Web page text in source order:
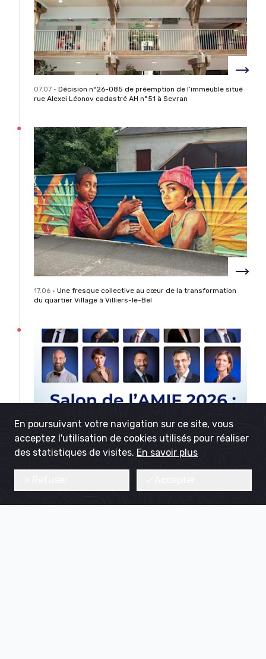
07.07 • Décision n°26-085 de préemption de l’immeuble situé
rue Alexei Léonov cadastré AH n°51 à Sevran
17.06 • Une fresque collective au cœur de la transformation
du quartier Village à Villiers-le-Bel
01.06• Grand Paris Aménagement vous donne rendez-vous
En poursuivant votre navigation sur ce site, vous
acceptez l'utilisation de cookies utilisés pour réaliser
des statistiques de visites. En savoir plus